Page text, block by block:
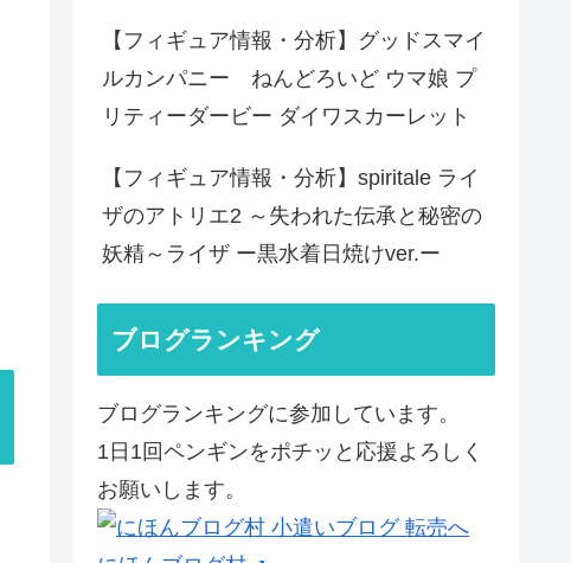
【フィギュア情報・分析】グッドスマイ
ルカンパニー ねんどろいど ウマ娘 プ
リティーダービー ダイワスカーレット
【フィギュア情報・分析】spiritale ライ
ザのアトリエ2 ～失われた伝承と秘密の
妖精～ライザ ー黒水着日焼けver.ー
ブログランキング
ブログランキングに参加しています。
1日1回ペンギンをポチッと応援よろしく
お願いします。